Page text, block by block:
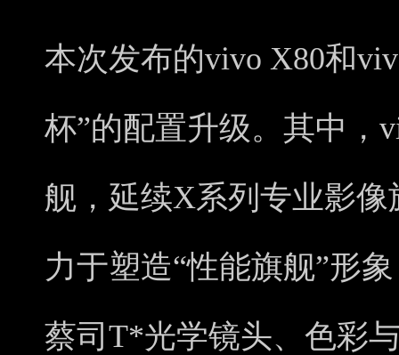
本次发布的vivo X80和
杯”的配置升级。其中，
舰，延续X系列专业影
力于塑造“性能旗舰”形
蔡司T*光学镜头、色彩